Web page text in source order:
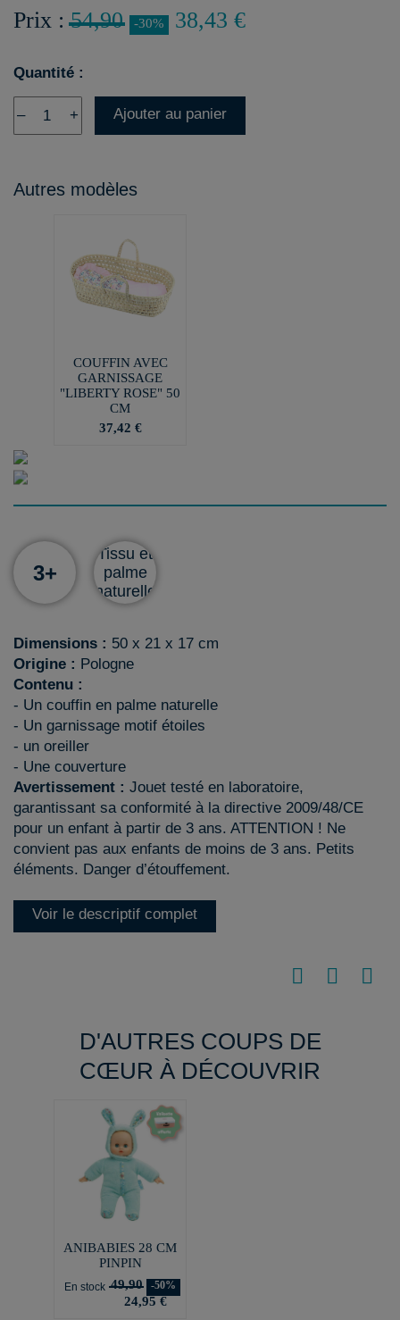
Prix :54,90 -30% 38,43 €
Quantité :
– + Ajouter au panier
Autres modèles
COUFFIN AVEC
GARNISSAGE
"LIBERTY ROSE" 50
CM
37,42 €
3+
Tissu et
palme
naturelle
Dimensions : 50 x 21 x 17 cm
Origine : Pologne
Contenu :
- Un couffin en palme naturelle
- Un garnissage motif étoiles
- un oreiller
- Une couverture
Avertissement : Jouet testé en laboratoire,
garantissant sa conformité à la directive 2009/48/CE
pour un enfant à partir de 3 ans. ATTENTION ! Ne
convient pas aux enfants de moins de 3 ans. Petits
éléments. Danger d’étouffement.
Voir le descriptif complet
D'AUTRES COUPS DE
CŒUR À DÉCOUVRIR
ANIBABIES 28 CM
PINPIN
En stock 49,90 -50%
24,95 €